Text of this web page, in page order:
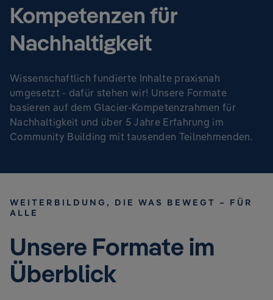
Kompetenzen für
Nachhaltigkeit
Wissenschaftlich fundierte Inhalte praxisnah
umgesetzt - dafür stehen wir! Unsere Formate
basieren auf dem Glacier-Kompetenzrahmen für
Nachhaltigkeit und über 5 Jahre Erfahrung im
Community Building mit tausenden Teilnehmenden.
WEITERBILDUNG, DIE WAS BEWEGT – FÜR
ALLE
Unsere Formate im
Überblick